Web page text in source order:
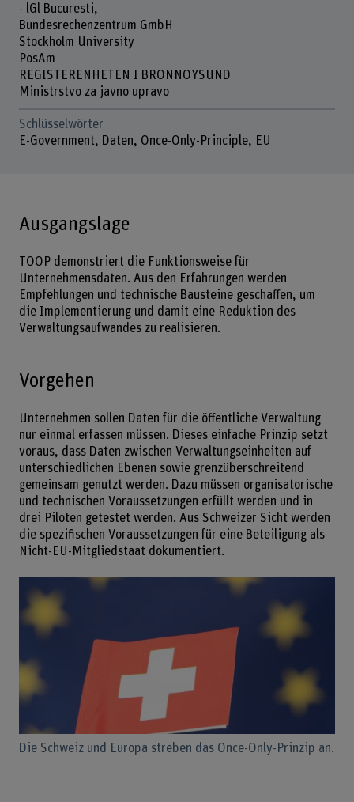
- lGl Bucuresti,
Bundesrechenzentrum GmbH
Stockholm University
PosAm
REGISTERENHETEN I BRONNOYSUND
Ministrstvo za javno upravo
Schlüsselwörter
E-Government, Daten, Once-Only-Principle, EU
Ausgangslage
TOOP demonstriert die Funktionsweise für
Unternehmensdaten. Aus den Erfahrungen werden
Empfehlungen und technische Bausteine geschaffen, um
die Implementierung und damit eine Reduktion des
Verwaltungsaufwandes zu realisieren.
Vorgehen
Unternehmen sollen Daten für die öffentliche Verwaltung
nur einmal erfassen müssen. Dieses einfache Prinzip setzt
voraus, dass Daten zwischen Verwaltungseinheiten auf
unterschiedlichen Ebenen sowie grenzüberschreitend
gemeinsam genutzt werden. Dazu müssen organisatorische
und technischen Voraussetzungen erfüllt werden und in
drei Piloten getestet werden. Aus Schweizer Sicht werden
die spezifischen Voraussetzungen für eine Beteiligung als
Nicht-EU-Mitgliedstaat dokumentiert.
Die Schweiz und Europa streben das Once-Only-Prinzip an.